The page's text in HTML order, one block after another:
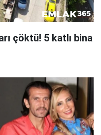
çöktü! 5 katlı bina